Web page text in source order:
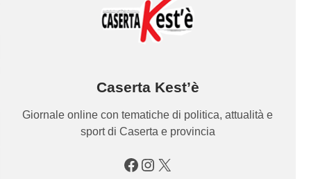
Caserta Kest’è
Giornale online con tematiche di politica, attualità e
sport di Caserta e provincia
Facebook Instagram X